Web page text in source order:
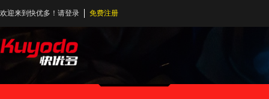
欢迎来到快优多！ 请登录 免费注册